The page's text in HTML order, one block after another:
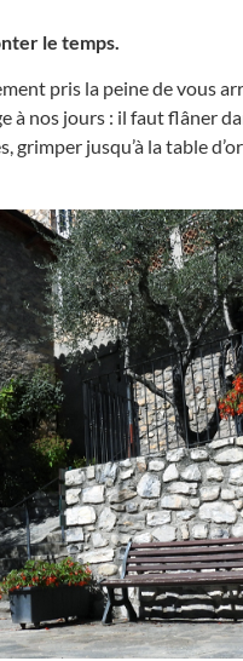
le temps.
pris la peine de vous
à nos jours : il faut flâner
jusqu’à la table